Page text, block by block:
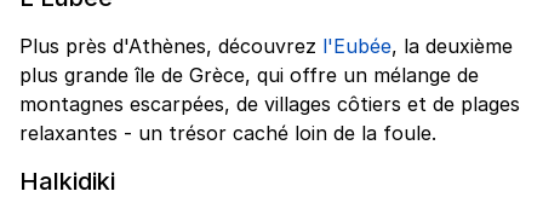
Plus près d'Athènes, découvrez l'Eubée, la deuxième
plus grande île de Grèce, qui offre un mélange de
montagnes escarpées, de villages côtiers et de plages
relaxantes - un trésor caché loin de la foule.
Halkidiki